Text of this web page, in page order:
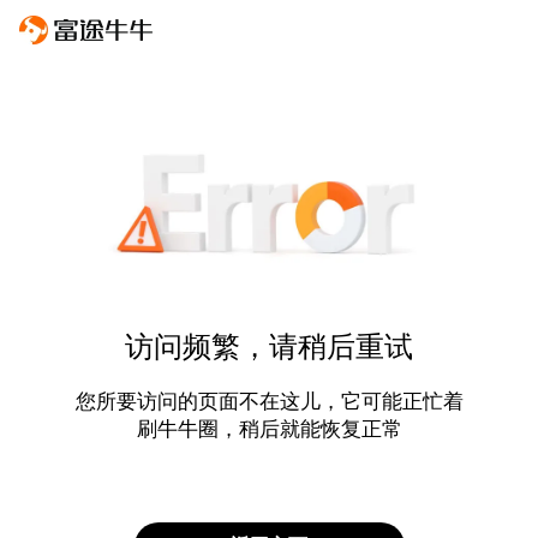
访问频繁，请稍后重试
您所要访问的页面不在这儿，它可能正忙着
刷牛牛圈，稍后就能恢复正常